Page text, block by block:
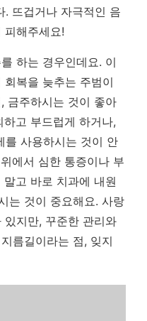
. 뜨겁거나 자극적인 음
피해주세요!
하는 경우인데요. 이
복을 늦추는 주범이
금주하시는 것이 좋아
고 부드럽게 하거나,
를 사용하시는 것이 안
에서 심한 통증이나 부
고 바로 치과에 내원
는 것이 중요해요. 사랑
지만, 꾸준한 관리와
름길이라는 점, 잊지